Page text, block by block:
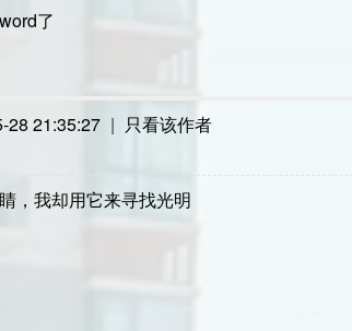
了
28 21:35:27 | 只看该作者
，我却用它来寻找光明